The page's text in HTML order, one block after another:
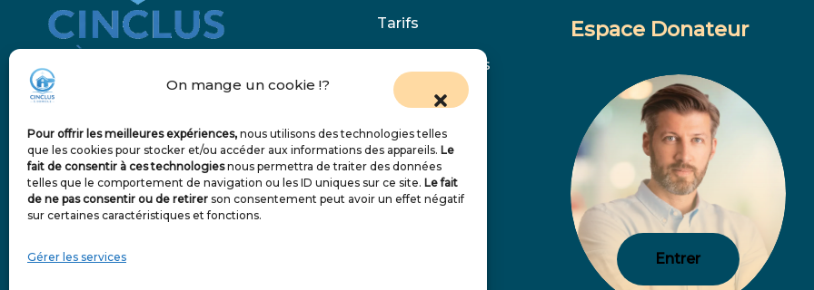
On mange un cookie !?
Pour offrir les meilleures expériences, nous utilisons des technologies telles
que les cookies pour stocker et/ou accéder aux informations des appareils. Le
fait de consentir à ces technologiesnous permettra de traiter des données
telles que le comportement de navigation ou les ID uniques sur ce site. Le fait
de ne pas consentir ou de retirer son consentement peut avoir un effet négatif
sur certaines caractéristiques et fonctions.
Gérer les services
domicile à Marseille 6e, 7e, 8e et 9e.
Tarifs
Nous recrutons
Blog
Contact
Espace Donateur
Entrer